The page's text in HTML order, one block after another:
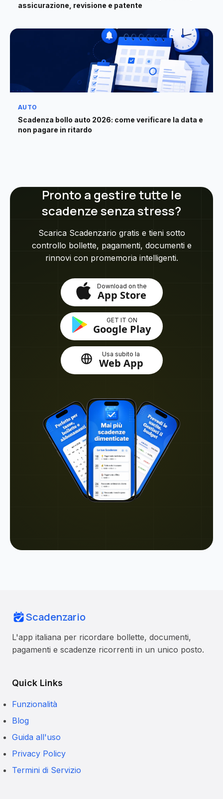
assicurazione, revisione e patente
AUTO
Scadenza bollo auto 2026: come verificare la data e
non pagare in ritardo
Pronto a gestire tutte le
scadenze senza stress?
Scarica Scadenzario gratis e tieni sotto
controllo bollette, pagamenti, documenti e
rinnovi con promemoria intelligenti.
Download on the
App Store
GET IT ON
Google Play
Usa subito la
Web App
Scadenzario
L'app italiana per ricordare bollette, documenti,
pagamenti e scadenze ricorrenti in un unico posto.
Quick Links
Funzionalità
Blog
Guida all'uso
Privacy Policy
Termini di Servizio